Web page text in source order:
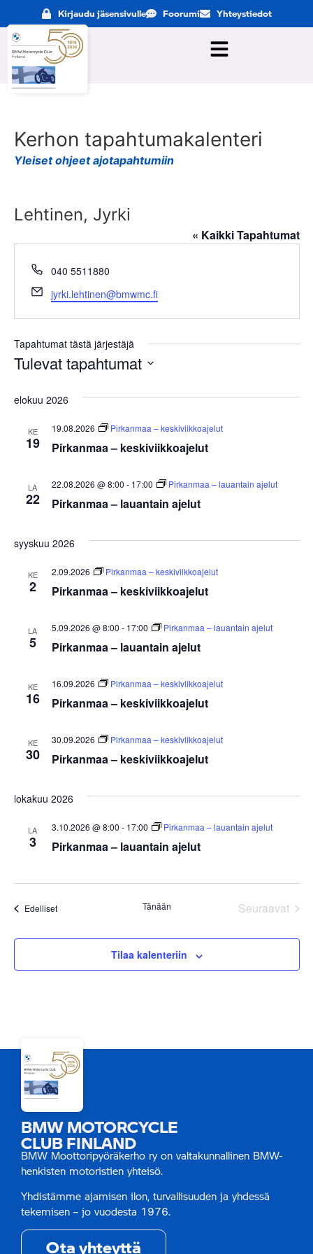
Kirjaudu jäsensivulle Foorumi Yhteystiedot
Kerhon tapahtumakalenteri
Yleiset ohjeet ajotapahtumiin
Lehtinen, Jyrki
« Kaikki Tapahtumat
Puhelin
040 5511880
Sähköposti
jyrki.lehtinen@bmwmc.fi
Tapahtumat tästä järjestäjä
Tulevat tapahtumat
elokuu 2026
KE
19 Pirkanmaa – keskiviikkoajelut
19.08.2026 Pirkanmaa – keskiviikkoajelut
LA
22 Pirkanmaa – lauantain ajelut
22.08.2026 @ 8:00 - 17:00 Pirkanmaa – lauantain ajelut
syyskuu 2026
KE
2 Pirkanmaa – keskiviikkoajelut
2.09.2026 Pirkanmaa – keskiviikkoajelut
LA
5 Pirkanmaa – lauantain ajelut
5.09.2026 @ 8:00 - 17:00 Pirkanmaa – lauantain ajelut
KE
16 Pirkanmaa – keskiviikkoajelut
16.09.2026 Pirkanmaa – keskiviikkoajelut
KE
30 Pirkanmaa – keskiviikkoajelut
30.09.2026 Pirkanmaa – keskiviikkoajelut
lokakuu 2026
LA
3 Pirkanmaa – lauantain ajelut
3.10.2026 @ 8:00 - 17:00 Pirkanmaa – lauantain ajelut
EdellisetTapahtumat Tänään Seuraavat
Tilaa kalenteriin
BMW MOTORCYCLE
CLUB FINLAND
BMW Moottoripyöräkerho ry on valtakunnallinen BMW-
henkisten motoristien yhteisö.
Yhdistämme ajamisen ilon, turvallisuuden ja yhdessä
tekemisen – jo vuodesta 1976.
Ota yhteyttä